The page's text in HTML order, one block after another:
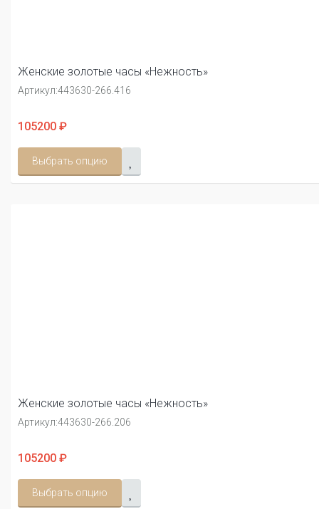
Женские золотые часы «Нежность»
Артикул:443630-266.416
105200 ₽
Выбрать опцию
Женские золотые часы «Нежность»
Артикул:443630-266.206
105200 ₽
Выбрать опцию